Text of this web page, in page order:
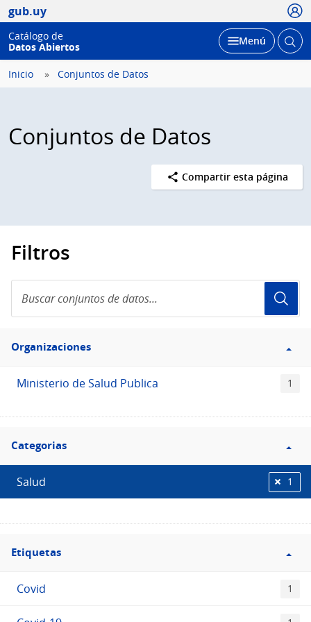
gub.uy
Catálogo de
Datos Abiertos
Desplegar
Menú Abrir
Inicio Conjuntos de Datos
Conjuntos de Datos
Compartir esta página
Filtros
conjuntos
de
Filtro
Organizaciones
Organizaciones
Ministerio de Salud Publica 1
Filtro
Categorias
Categorias
Salud 1
Filtro
Etiquetas
Etiquetas
Covid 1